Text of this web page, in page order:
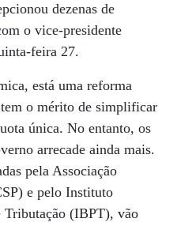
dezenas de
o vice-presidente
feira 27.
está uma reforma
o mérito de simplificar
única. No entanto, os
arrecade ainda mais.
pela Associação
e pelo Instituto
Tributação (IBPT), vão